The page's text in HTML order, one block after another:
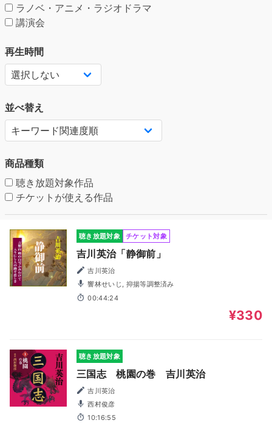
ラノベ・アニメ・ラジオドラマ
講演会
再生時間
並べ替え
商品種類
聴き放題対象作品
チケットが使える作品
聴き放題対象 チケット対象
吉川英治「静御前」
吉川英治
響林せいじ, 抑揚等調整済み
00:44:24
¥330
聴き放題対象
三国志 桃園の巻 吉川英治
吉川英治
西村俊彦
10:16:55